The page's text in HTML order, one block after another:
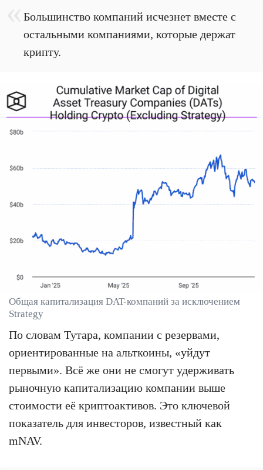
Большинство компаний исчезнет вместе с
остальными компаниями, которые держат
крипту.
Общая капитализация DAT-компаний за исключением
Strategy
По словам Тутара, компании с резервами,
ориентированные на альткоины, «уйдут
первыми». Всё же они не смогут удерживать
рыночную капитализацию компании выше
стоимости её криптоактивов. Это ключевой
показатель для инвесторов, известный как
mNAV.